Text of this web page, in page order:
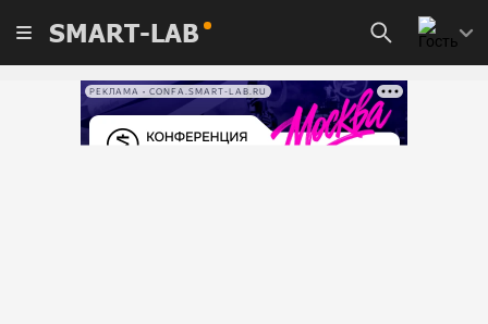
SMART-LAB
РЕКЛАМА • CONFA.SMART-LAB.RU